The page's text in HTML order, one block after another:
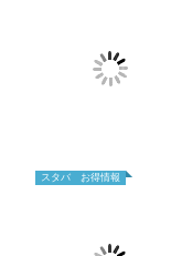
スタバ お得情報